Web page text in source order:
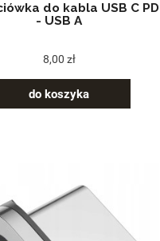
do kabla USB C PD
- USB A
8,00 zł
do koszyka